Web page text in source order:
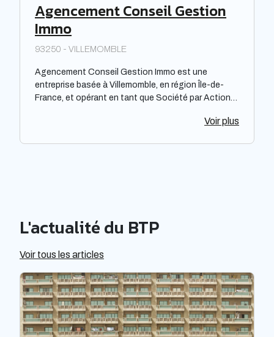
de tout avis subjectif.
Agencement Conseil Gestion
Immo
93250 - VILLEMOMBLE
Agencement Conseil Gestion Immo est une
entreprise basée à Villemomble, en région Île-de-
France, et opérant en tant que Société par Actions
Sa zone d'activité principale se concentre sur laVoir plus
L'actualité du BTP
Voir tous les articles